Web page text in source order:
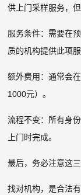
供上门采样服务，
服务条件：需要在
质的机构提供此项
额外费用：通常会
1000元）。
流程不变：所有身
上门时完成。
最后，务必注意这
找对机构，是合法